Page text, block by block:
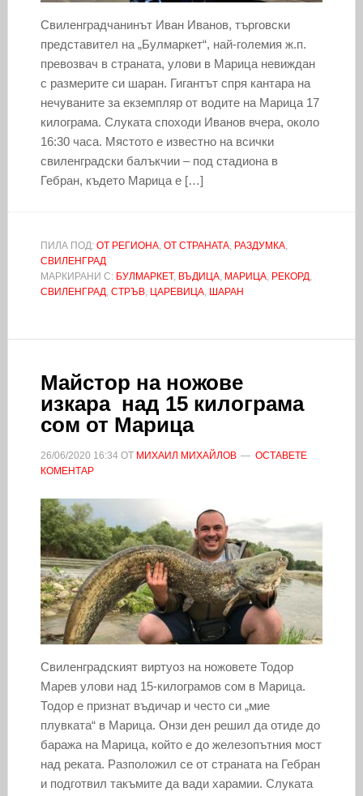
Свиленградчанинът Иван Иванов, търговски
представител на „Булмаркет“, най-големия ж.п.
превозвач в страната, улови в Марица невиждан
с размерите си шаран. Гигантът спря кантара на
нечуваните за екземпляр от водите на Марица 17
килограма. Слуката споходи Иванов вчера, около
16:30 часа. Мястото е известно на всички
свиленградски балъкчии – под стадиона в
Гебран, където Марица е […]
ПИЛА ПОД: ОТ РЕГИОНА, ОТ СТРАНАТА, РАЗДУМКА,
СВИЛЕНГРАД
МАРКИРАНИ С: БУЛМАРКЕТ, ВЪДИЦА, МАРИЦА, РЕКОРД,
СВИЛЕНГРАД, СТРЪВ, ЦАРЕВИЦА, ШАРАН
Майстор на ножове
изкара над 15 килограма
сом от Марица
26/06/2020 16:34ОТ МИХАИЛ МИХАЙЛОВ
ОСТАВЕТЕ
КОМЕНТАР
Свиленградският виртуоз на ножовете Тодор
Марев улови над 15-килограмов сом в Марица.
Тодор е признат въдичар и често си „мие
плувката“ в Марица. Онзи ден решил да отиде до
баража на Марица, който е до железопътния мост
над реката. Разположил се от страната на Гебран
и подготвил такъмите да вади харамии. Слуката